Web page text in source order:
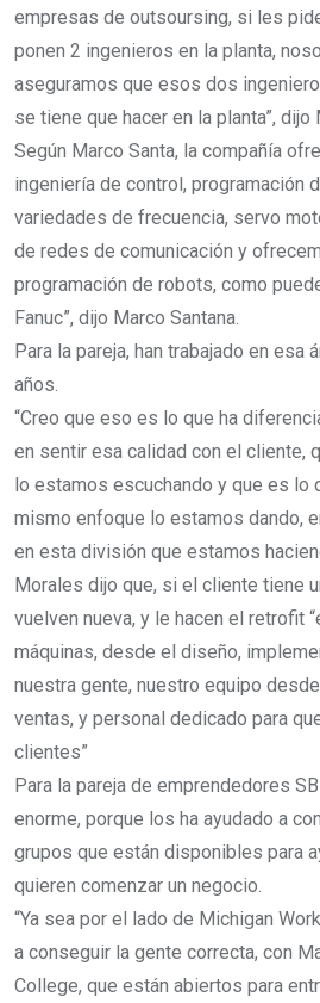
empresas de outsoursing, si les
ponen 2 ingenieros en la planta,
aseguramos que esos dos
se tiene que hacer en la planta”, dijo
Según Marco Santa, la compañía
ingeniería de control, programación
variedades de frecuencia, servo
de redes de comunicación y
programación de robots, como
Fanuc”, dijo Marco Santana.
Para la pareja, han trabajado en esa
años.
“Creo que eso es lo que ha
en sentir esa calidad con el cliente,
lo estamos escuchando y que es lo
mismo enfoque lo estamos dando,
en esta división que estamos
Morales dijo que, si el cliente tiene
vuelven nueva, y le hacen el retrofit
máquinas, desde el diseño,
nuestra gente, nuestro equipo
ventas, y personal dedicado para
clientes”
Para la pareja de emprendedores
enorme, porque los ha ayudado a
grupos que están disponibles para
quieren comenzar un negocio.
“Ya sea por el lado de Michigan
a conseguir la gente correcta, con
College, que están abiertos para